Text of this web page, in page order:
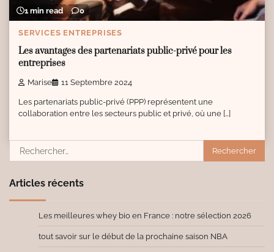
1 min read 0
SERVICES ENTREPRISES
Les avantages des partenariats public-privé pour les
entreprises
Marise 11 Septembre 2024
Les partenariats public-privé (PPP) représentent une
collaboration entre les secteurs public et privé, où une […]
Rechercher :
Articles récents
Les meilleures whey bio en France : notre sélection 2026
tout savoir sur le début de la prochaine saison NBA